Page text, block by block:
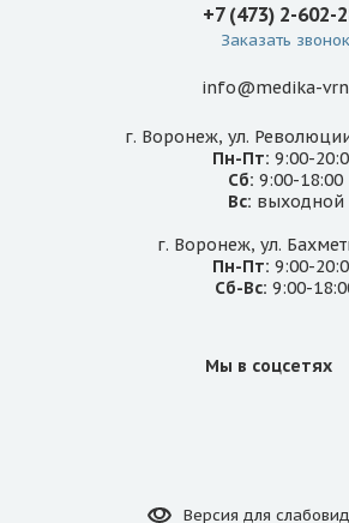
+7 (473) 2-602-
Заказать звонок
info@medika-
г. Воронеж, ул.
Пн-Пт: 9:00-
Сб: 9:00-18:00
Вс: выходной
г. Воронеж, ул.
Пн-Пт: 9:00-
Сб-Вс: 9:00-
Мы в соцсетях
Версия для